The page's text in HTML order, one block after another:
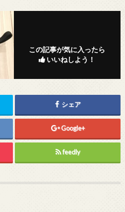
この記事が気に入ったら
いいねしよう！
シェア
Google+
feedly